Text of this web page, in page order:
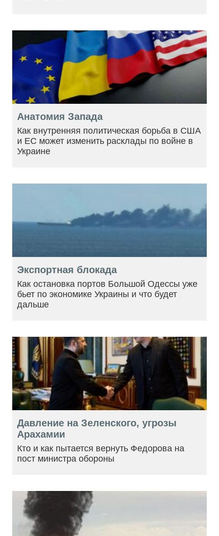
Анатомия Запада
Как внутренняя политическая борьба в США
и ЕС может изменить расклады по войне в
Украине
Экспортная блокада
Как остановка портов Большой Одессы уже
бьет по экономике Украины и что будет
дальше
Давление на Зеленского, угрозы
Арахамии
Кто и как пытается вернуть Федорова на
пост министра обороны